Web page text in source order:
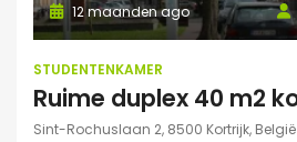
12 maanden ago
STUDENTENKAMER
Sint-Rochuslaan 2, 8500 Kortrijk, België